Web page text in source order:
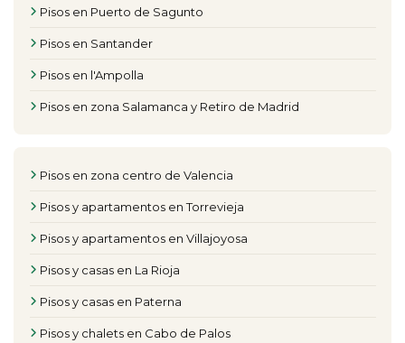
Pisos en Puerto de Sagunto
Pisos en Santander
Pisos en l'Ampolla
Pisos en zona Salamanca y Retiro de Madrid
Pisos en zona centro de Valencia
Pisos y apartamentos en Torrevieja
Pisos y apartamentos en Villajoyosa
Pisos y casas en La Rioja
Pisos y casas en Paterna
Pisos y chalets en Cabo de Palos